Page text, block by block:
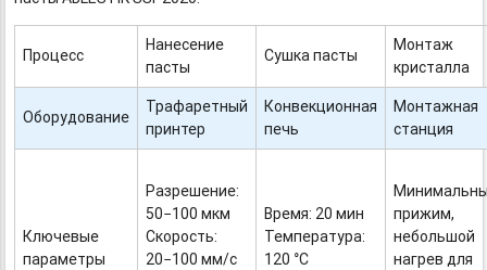
Процесс
Нанесение
пасты
Сушка пасты
Монтаж
кристалла
Оборудование
Трафаретный
принтер
Конвекционная
печь
Монтажная
станция
Ключевые
параметры
Разрешение:
50−100 мкм
Скорость:
20−100 мм/с
Время: 20 мин
Температура:
120 °С
прижим,
небольшой
нагрев для